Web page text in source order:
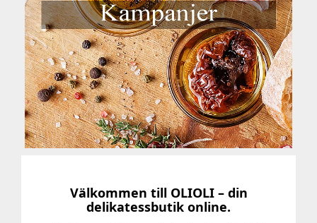
Välkommen till OLIOLI – din
delikatessbutik online.